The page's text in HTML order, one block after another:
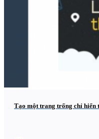
Tạo một trang trống chỉ hiển